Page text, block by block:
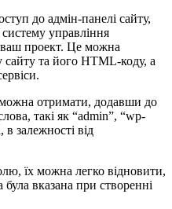
до адмін-панелі сайту,
управління
проект. Це можна
сайту та його HTML-коду, а
можна отримати, додавши до
такі як “admin”, “wp-
залежності від
їх можна легко відновити,
вказана при створенні